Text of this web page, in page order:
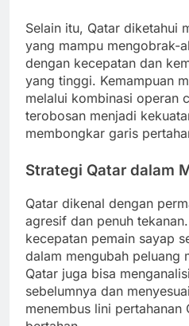
Selain itu, Qatar diketahui
yang mampu mengobrak-
dengan kecepatan dan
yang tinggi. Kemampuan
melalui kombinasi operan
terobosan menjadi
membongkar garis
Strategi Qatar dalam
Qatar dikenal dengan
agresif dan penuh
kecepatan pemain sayap
dalam mengubah peluang
Qatar juga bisa
sebelumnya dan
menembus lini pertahanan